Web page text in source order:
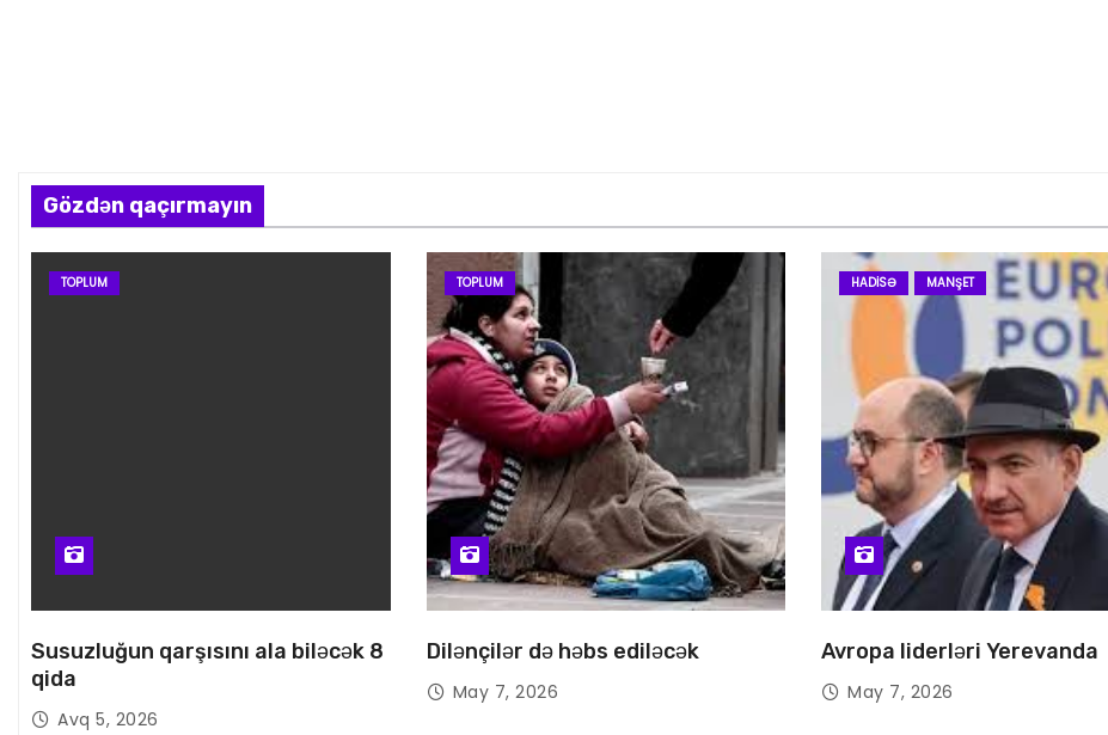
s
ı
Gözdən qaçırmayın
TOPLUM
Susuzluğun qarşısını ala biləcək 8
qida
Avq 5, 2026
TOPLUM
Dilənçilər də həbs ediləcək
May 7, 2026
HADISƏ MANŞET
Avropa liderləri Yerevanda
May 7, 2026